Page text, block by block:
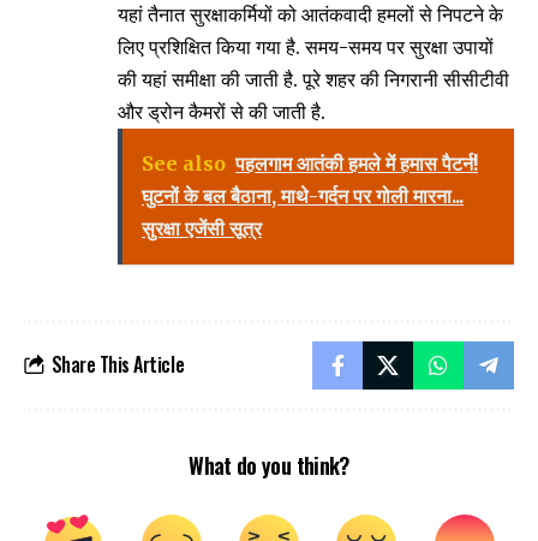
यहां तैनात सुरक्षाकर्मियों को आतंकवादी हमलों से निपटने के
लिए प्रशिक्षित किया गया है. समय-समय पर सुरक्षा उपायों
की यहां समीक्षा की जाती है. पूरे शहर की निगरानी सीसीटीवी
और ड्रोन कैमरों से की जाती है.
See also पहलगाम आतंकी हमले में हमास पैटर्न!
घुटनों के बल बैठाना, माथे-गर्दन पर गोली मारना...
सुरक्षा एजेंसी सूत्र
Share This Article
What do you think?